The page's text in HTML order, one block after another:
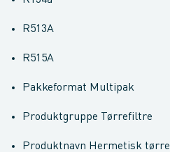
R513A
R515A
Pakkeformat Multipak
Produktgruppe Tørrefiltre
Produktnavn Hermetisk